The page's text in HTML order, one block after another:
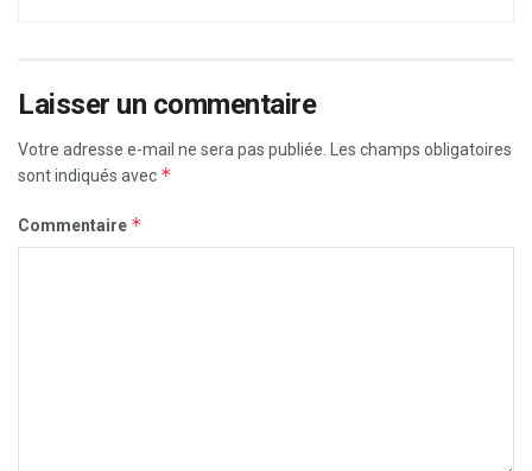
Laisser un commentaire
Votre adresse e-mail ne sera pas publiée.
Les champs obligatoires
sont indiqués avec *
Commentaire *